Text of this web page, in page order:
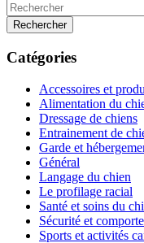
Rechercher
Catégories
Accessoires et
Alimentation du
Dressage de chiens
Entrainement de
Garde et
Général
Langage du chien
Le profilage racial
Santé et soins du
Sécurité et
Sports et activités